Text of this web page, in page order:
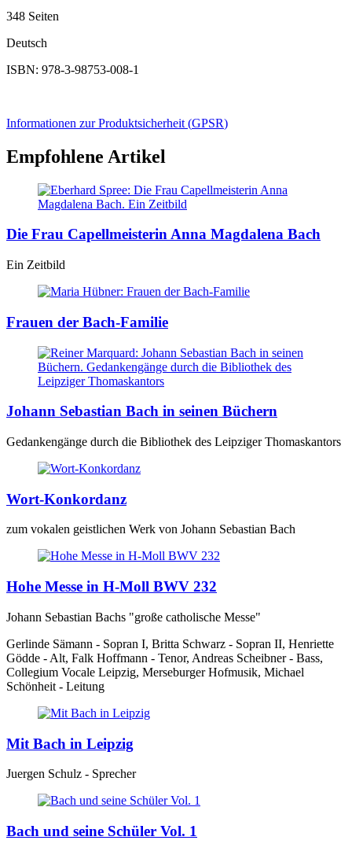
348 Seiten
Deutsch
ISBN: 978-3-98753-008-1
Informationen zur Produktsicherheit (GPSR)
Empfohlene Artikel
Die Frau Capellmeisterin Anna Magdalena Bach
Ein Zeitbild
Frauen der Bach-Familie
Johann Sebastian Bach in seinen Büchern
Gedankengänge durch die Bibliothek des Leipziger Thomaskantors
Wort-Konkordanz
zum vokalen geistlichen Werk von Johann Sebastian Bach
Hohe Messe in H-Moll BWV 232
Johann Sebastian Bachs "große catholische Messe"
Gerlinde Sämann - Sopran I, Britta Schwarz - Sopran II, Henriette
Gödde - Alt, Falk Hoffmann - Tenor, Andreas Scheibner - Bass,
Collegium Vocale Leipzig, Merseburger Hofmusik, Michael
Schönheit - Leitung
Mit Bach in Leipzig
Juergen Schulz - Sprecher
Bach und seine Schüler Vol. 1